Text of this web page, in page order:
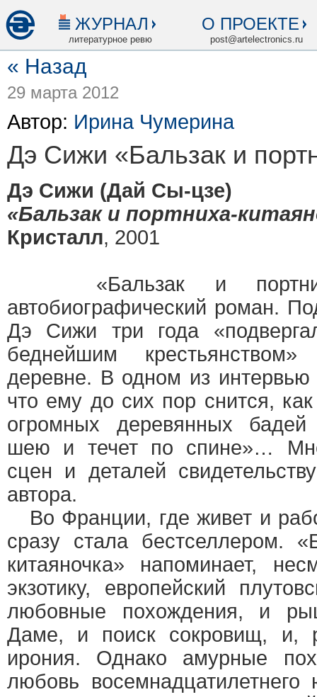
ЖУРНАЛ
литературное ревю
О ПРОЕКТЕ
post@artelectronics.ru
« Назад
29 марта 2012
Автор: Ирина Чумерина
Дэ Сижи «Бальзак и
Дэ Сижи (Дай Сы-цзе)
«Бальзак и портниха-
Кристалл, 2001
«Бальзак и
автобиографический роман.
Дэ Сижи три года
беднейшим
деревне. В одном из интервью
что ему до сих пор снится,
огромных деревянных бадей
шею и течет по спине»…
сцен и деталей
автора.
Во Франции, где живет и
сразу стала бестселлером.
китаяночка» напоминает,
экзотику, европейский
любовные похождения, и
Даме, и поиск сокровищ, и,
ирония. Однако амурные
любовь